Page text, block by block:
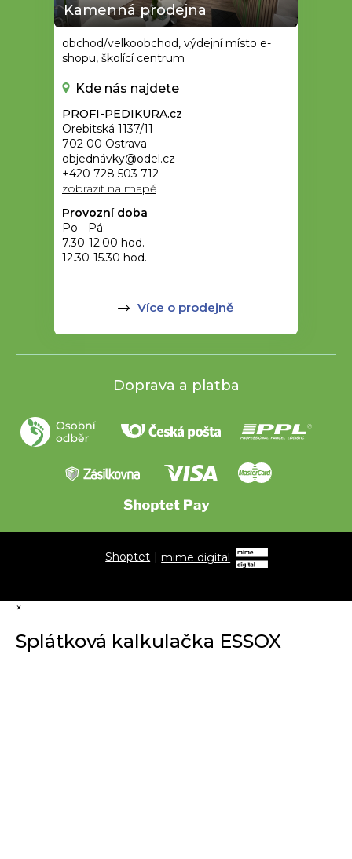
Kamenná prodejna
obchod/velkoobchod, výdejní místo e-
shopu, školící centrum
Kde nás najdete
PROFI-PEDIKURA.cz
Orebitská 1137/11
702 00 Ostrava
objednávky@odel.cz
+420 728 503 712
zobrazit na mapě
Provozní doba
Po - Pá:
7.30-12.00 hod.
12.30-15.30 hod.
Více o prodejně
Doprava a platba
Shoptet |mime digital
×
Splátková kalkulačka ESSOX